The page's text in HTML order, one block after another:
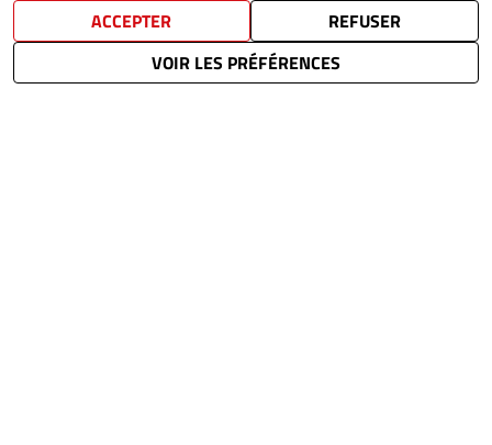
ACCEPTER
REFUSER
VOIR LES PRÉFÉRENCES
ACCÈS RAPIDES